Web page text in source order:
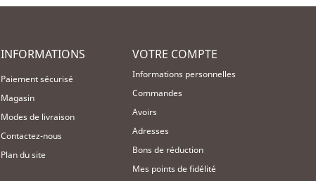
INFORMATIONS
Paiement sécurisé
Magasin
Modes de livraison
Contactez-nous
Plan du site
VOTRE COMPTE
Informations personnelles
Commandes
Avoirs
Adresses
Bons de réduction
Mes points de fidélité